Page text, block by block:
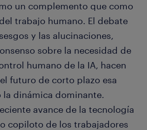
un complemento que como
trabajo humano. El debate
y las alucinaciones,
sobre la necesidad de
humano de la IA, hacen
futuro de corto plazo esa
la dinámica dominante.
avance de la tecnología
copiloto de los trabajadores